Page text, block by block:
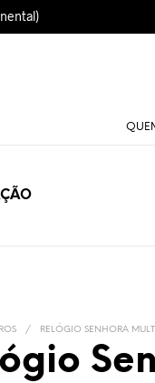
/ RELÓGIO SENHORA